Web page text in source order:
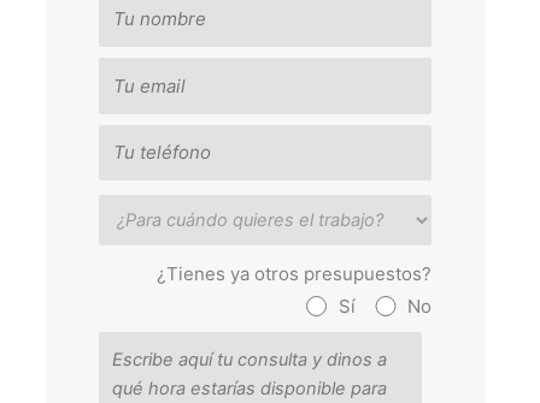
¿Tienes ya otros presupuestos?
Sí
No